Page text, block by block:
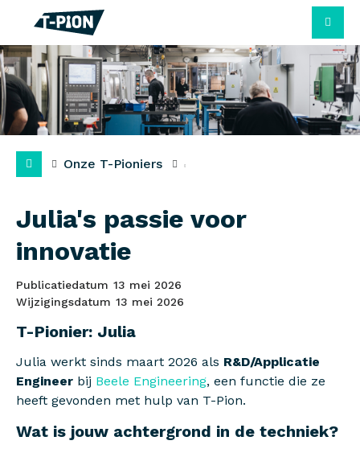
Onze T-Pioniers
Julia's passie voor
innovatie
Publicatiedatum 13 mei 2026
Wijzigingsdatum 13 mei 2026
T-Pionier: Julia
Julia werkt sinds maart 2026 als R&D/Applicatie
Engineer bij Beele Engineering, een functie die ze
heeft gevonden met hulp van T-Pion.
Wat is jouw achtergrond in de techniek?